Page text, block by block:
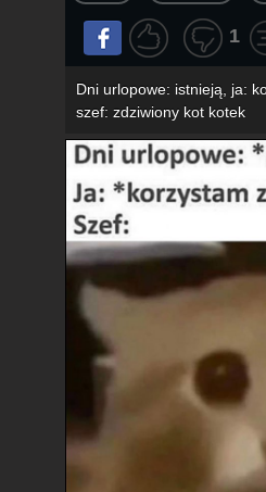
1
Dni urlopowe: istnieją, ja:
szef: zdziwiony kot kotek